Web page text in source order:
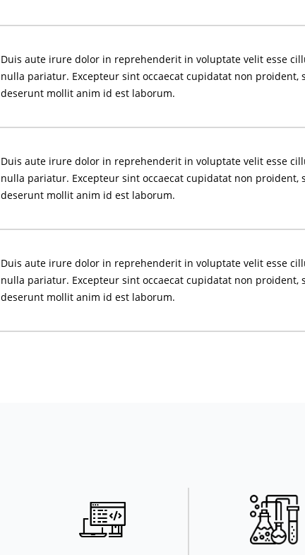
Duis aute irure dolor in reprehenderit in voluptate velit esse
nulla pariatur. Excepteur sint occaecat cupidatat non proident,
deserunt mollit anim id est laborum.
Duis aute irure dolor in reprehenderit in voluptate velit esse
nulla pariatur. Excepteur sint occaecat cupidatat non proident,
deserunt mollit anim id est laborum.
Duis aute irure dolor in reprehenderit in voluptate velit esse
nulla pariatur. Excepteur sint occaecat cupidatat non proident,
deserunt mollit anim id est laborum.